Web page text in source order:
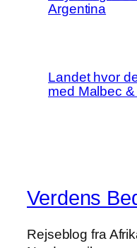
Argentina
Landet hvor
med Malbec
Verdens
Rejseblog fra